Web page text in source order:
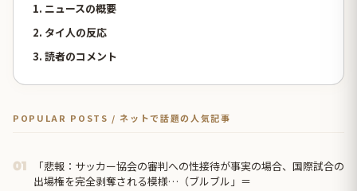
1. ニュースの概要
2. タイ人の反応
3. 読者のコメント
POPULAR POSTS / ネットで話題の人気記事
01
「悲報：サッカー協会の審判への性接待が事実の場合、国際試合の
出場権を完全剥奪される模様…（ブルブル」＝